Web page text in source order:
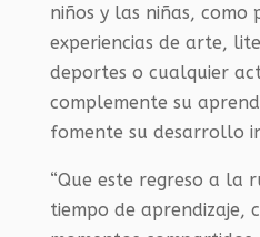
niños y las niñas, como
experiencias de arte,
deportes o cualquier
complemente su
fomente su desarrollo
“Que este regreso a la
tiempo de aprendizaje,